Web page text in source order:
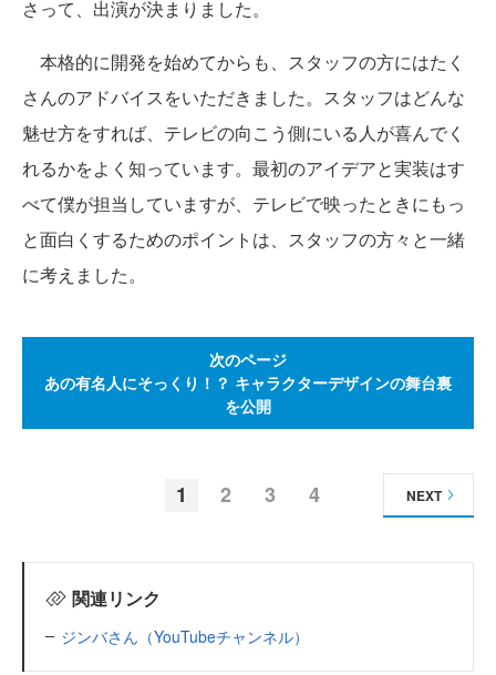
さって、出演が決まりました。
本格的に開発を始めてからも、スタッフの方にはたく
さんのアドバイスをいただきました。スタッフはどんな
魅せ方をすれば、テレビの向こう側にいる人が喜んでく
れるかをよく知っています。最初のアイデアと実装はす
べて僕が担当していますが、テレビで映ったときにもっ
と面白くするためのポイントは、スタッフの方々と一緒
に考えました。
次のページ
あの有名人にそっくり！？ キャラクターデザインの舞台裏
を公開
1 2 3 4 NEXT
関連リンク
ジンバさん（YouTubeチャンネル）